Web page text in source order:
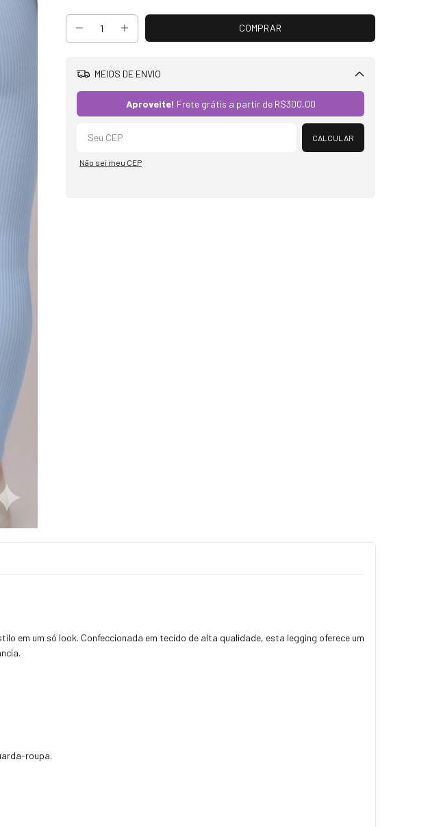
MEIOS DE ENVIO
Aproveite! Frete grátis a partir de R$300,00
CALCULAR
Não sei meu CEP
em um só look. Confeccionada em tecido de alta qualidade, esta legging oferece um
roupa.